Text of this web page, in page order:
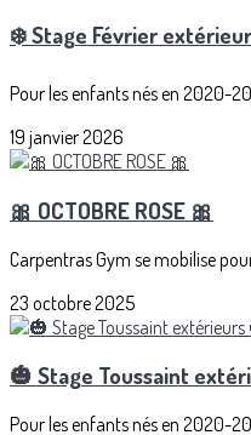
❄️ Stage Février
Pour les enfants nés en 2020-
19 janvier 2026
🎀 OCTOBRE ROSE 🎀
Carpentras Gym se mobilise
23 octobre 2025
🎃 Stage Toussaint
Pour les enfants nés en 2020-